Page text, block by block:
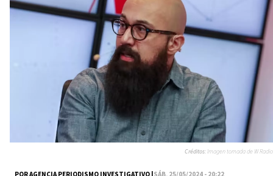
POR AGENCIA PERIODISMO INVESTIGATIVO |SÁB, 25/05/2024 - 20:22
Créditos:Imagen tomada de W Radio